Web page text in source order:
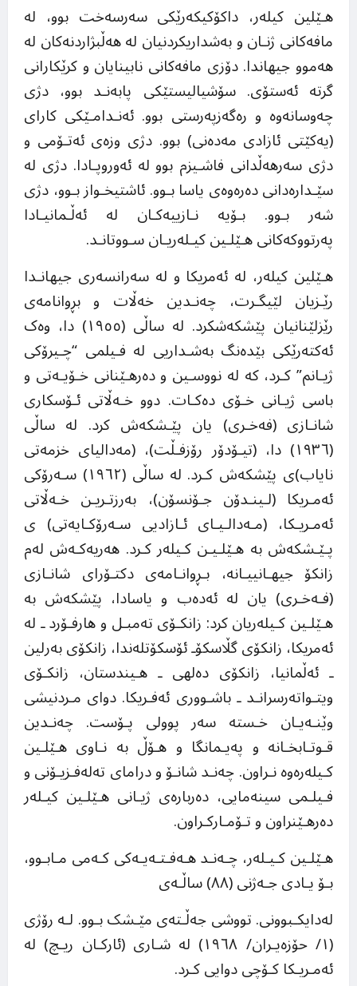
هـێلین کیلەر، داکۆکیکەرێکی سەرسەخت بوو، لە
مافەکانی ژنـان و بەشداریکردنیان لە هەڵبژاردنەکان لە
هەموو جیهاندا. دۆزی مافەکانی نابینایان و کرێکارانی
گرتە ئەستۆی. سۆشیالیستێکی پابەنـد بوو، دژی
چەوسانەوە و رەگەزپەرستی بوو. ئەنـدامـێکی کارای
(یەکێتی ئازادی مەدەنی) بوو. دژی وزەی ئەتـۆمی و
دژی سەرهەڵدانی فاشـیزم بوو لە ئەوروپـادا. دژی لە
سێـدارەدانی دەرەوەی یاسا بـوو. ئاشتیخـواز بـوو، دژی
شەر بـوو. بـۆیە نـازییەکـان لە ئەڵـمانیـادا
پەرتووکەکانی هـێلـین کیـلەریـان سـووتانـد.
هـێلین کیلەر، لە ئەمریکا و لە سەرانسەری جیهانـدا
رێـزیان لێیگـرت، چەنـدین خەڵات و بڕوانامەی
رێزلێنانیان پێشکەشکرد. لە ساڵی (١٩٥٥) دا، وەک
ئەکتەرێکی بێدەنگ بەشـداریی لە فـیلمی “چـیرۆکی
ژیـانم” کـرد، کە لە نووسـین و دەرهـێنانی خـۆیـەتی و
باسی ژیـانی خـۆی دەکـات. دوو خـەڵاتی ئـۆسکاری
شانـازی (فەخـری) یان پێـشکەش کرد. لە ساڵی
(١٩٣٦) دا، (تیـۆدۆر رۆزفـڵت)، (مەدالیای خزمەتی
نایاب)ی پێشکەش کـرد. لە ساڵی (١٩٦٢) سـەرۆکی
ئەمـریکا (لـینـدۆن جـۆنسۆن)، بەرزتـریـن خـەڵاتی
ئەمـریـکا، (مـەدالـیـای ئـازادیی سـەرۆکـایەتی) ی
پـێـشکەش بە هـێلـیـن کـیلەر کـرد. هەریەکـەش لەم
زانکۆ جیهـانییـانە، بـڕوانـامەی دکتـۆرای شانـازی
(فـەخـری) یان لە ئەدەب و یاسادا، پێشکەش بە
هـێلـین کـیلەریان کرد: زانکـۆی تەمبـل و هارفـۆرد ـ لە
ئەمریکا، زانکۆی گڵاسکۆـ ئۆسکۆتلەندا، زانکۆی بەرلین
ـ ئەڵمانیا، زانکۆی دەلهی ـ هـیندستان، زانکـۆی
ویتـواتەرسرانـد ـ باشـووری ئەفـریکا. دوای مـردنیشی
وێنـەیـان خـستە سەر پوولی پـۆست. چەنـدین
قـوتـابخـانە و پەیـمانگا و هـۆڵ بە نـاوی هـێلـین
کـیلەرەوە نـراون. چەنـد شانـۆ و درامای تەلەفـزیـۆنی و
فـیلـمی سینەمایی، دەربارەی ژیـانی هـێلـین کیـلەر
دەرهـێنراون و تـۆمـارکـراون.
هـێلـین کـیـلەر، چـەنـد هـەفـتـەیـەکی کـەمی مـابـوو،
بـۆ یـادی جـەژنی (٨٨) ساڵـەی
لەدایکـبوونی. تووشی جەڵـتەی مێـشک بـوو. لـە رۆژی
(١/ حۆزەیـران/ ١٩٦٨) لە شـاری (ئارکـان ريـچ) لە
ئەمـریـکا کـۆچی دوایی کـرد.